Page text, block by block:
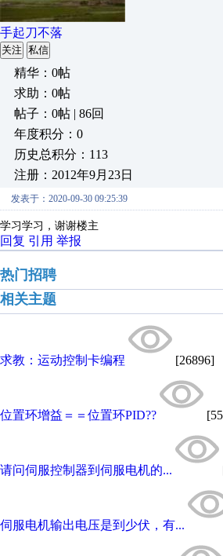
手起刀不落
关注 私信
精华：0帖
求助：0帖
帖子：0帖 | 86回
年度积分：0
历史总积分：113
注册：2012年9月23日
发表于：2020-09-30 09:25:39
学习学习，谢谢楼主
回复 引用 举报
热门招聘
相关主题
求教：运动控制卡编程 [26896]
位置环增益＝＝位置环PID??
请问伺服控制器到伺服电机的...
伺服电机输出电压是到少伏，有...